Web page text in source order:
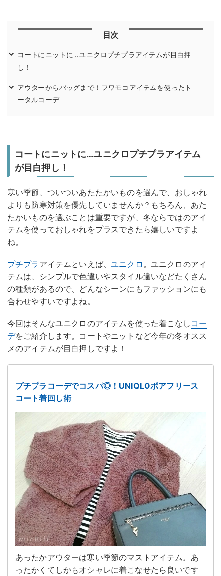
目次
コートにニットに…ユニクロプチプラアイテムが目白押
し！
アウターからバッグまで！フワモコアイテムを使ったト
ータルコーデ
コートにニットに…ユニクロプチプラアイテム
が目白押し！
寒い季節、ついついあたたかいものを選んで、おしゃれ
よりも防寒対策を優先していませんか？もちろん、あた
たかいものを選ぶことは重要ですが、冬ならではのアイ
テムを使っておしゃれをプラスできたら嬉しいですよ
ね。
プチプラ アイテムといえば、ユニクロ 。ユニクロのアイ
テムは、シンプルで色違いやスタイル違いなどたくさん
の種類があるので、どんなシーンにもファッションにも
合わせやすいですよね。
今回はそんなユニクロのアイテムを使った着こなし コー
デをご紹介します。コートやニットなど今年の冬オスス
メのアイテムが目白押しですよ！
プチプラコーデでコスパ◎！UNIQLOボアフリース
コート着回し術
あったかアウターは寒い季節のマストアイテム。あ
ったかくてしかもオシャレに着こなせたら良いです